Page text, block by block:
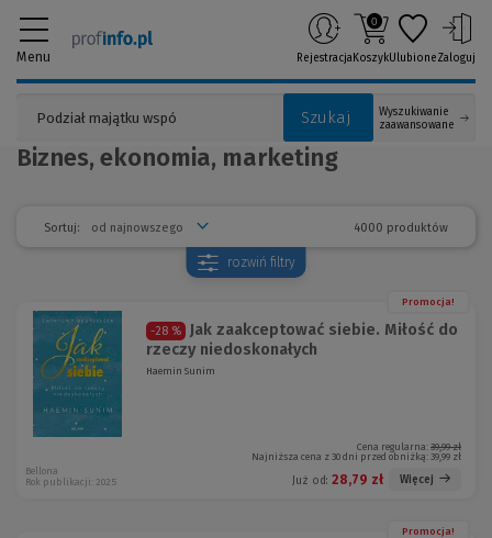
Menu
Szukaj
Wyszukiwanie
zaawansowane
Rejestracja
0
KoszykUlubioneZaloguj
Biznes, ekonomia, marketing
Sortuj: 4000 produktów
rozwiń filtry
Promocja!
-28 %
Jak zaakceptować siebie. Miłość do
rzeczy niedoskonałych
Haemin Sunim
Cena regularna: 39,99 zł
Najniższa cena z 30 dni przed obniżką: 39,99 zł
Już od: 28,79 zł Więcej
Bellona
Rok publikacji: 2025
Promocja!